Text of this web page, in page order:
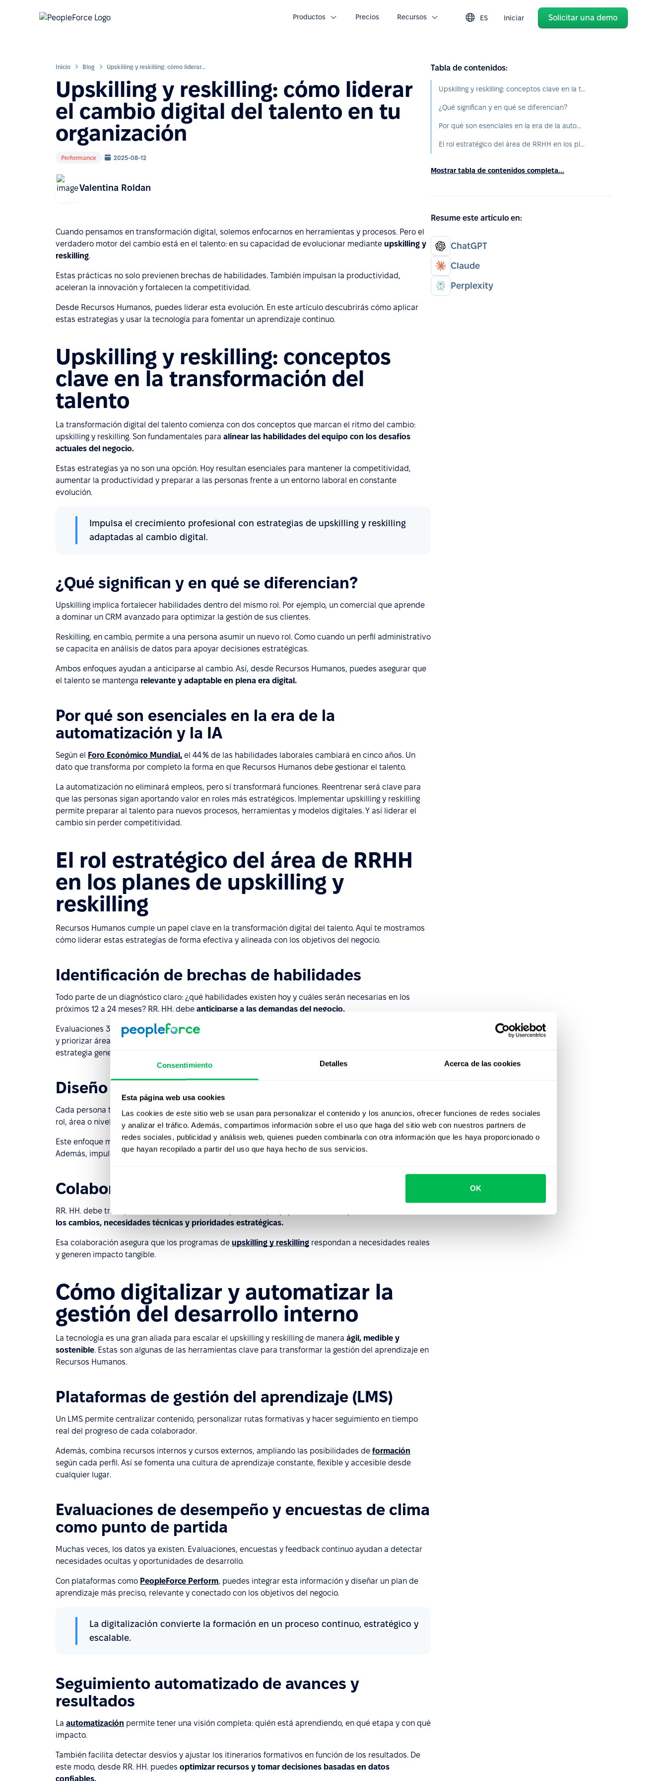
Consentimiento Detalles Acerca de las cookies
Esta página web usa cookies
Las cookies de este sitio web se usan para personalizar el contenido y los anuncios, ofrecer funciones de redes sociales
y analizar el tráfico. Además, compartimos información sobre el uso que haga del sitio web con nuestros partners de
redes sociales, publicidad y análisis web, quienes pueden combinarla con otra información que les haya proporcionado o
que hayan recopilado a partir del uso que haya hecho de sus servicios.
OK
Productos Precios Recursos ES Iniciar Solicitar una demo
Inicio Blog Upskilling y reskilling: cómo liderar el cambio digital del talento en tu organización
Upskilling y reskilling: cómo liderar
el cambio digital del talento en tu
organización
Performance 2025-08-12
Valentina Roldan
Cuando pensamos en transformación digital, solemos enfocarnos en herramientas y procesos. Pero el
verdadero motor del cambio está en el talento: en su capacidad de evolucionar mediante upskilling y
reskilling.
Estas prácticas no solo previenen brechas de habilidades. También impulsan la productividad,
aceleran la innovación y fortalecen la competitividad.
Desde Recursos Humanos, puedes liderar esta evolución. En este artículo descubrirás cómo aplicar
estas estrategias y usar la tecnología para fomentar un aprendizaje continuo.
Upskilling y reskilling: conceptos
clave en la transformación del
talento
La transformación digital del talento comienza con dos conceptos que marcan el ritmo del cambio:
upskilling y reskilling. Son fundamentales para alinear las habilidades del equipo con los desafíos
actuales del negocio.
Estas estrategias ya no son una opción. Hoy resultan esenciales para mantener la competitividad,
aumentar la productividad y preparar a las personas frente a un entorno laboral en constante
evolución.
Impulsa el crecimiento profesional con estrategias de upskilling y reskilling
adaptadas al cambio digital.
¿Qué significan y en qué se diferencian?
Upskilling implica fortalecer habilidades dentro del mismo rol. Por ejemplo, un comercial que aprende
a dominar un CRM avanzado para optimizar la gestión de sus clientes.
Reskilling, en cambio, permite a una persona asumir un nuevo rol. Como cuando un perfil administrativo
se capacita en análisis de datos para apoyar decisiones estratégicas.
Ambos enfoques ayudan a anticiparse al cambio. Así, desde Recursos Humanos, puedes asegurar que
el talento se mantenga relevante y adaptable en plena era digital.
Por qué son esenciales en la era de la
automatización y la IA
Según el Foro Económico Mundial, el 44 % de las habilidades laborales cambiará en cinco años. Un
dato que transforma por completo la forma en que Recursos Humanos debe gestionar el talento.
La automatización no eliminará empleos, pero sí transformará funciones. Reentrenar será clave para
que las personas sigan aportando valor en roles más estratégicos. Implementar upskilling y reskilling
permite preparar al talento para nuevos procesos, herramientas y modelos digitales. Y así liderar el
cambio sin perder competitividad.
El rol estratégico del área de RRHH
en los planes de upskilling y
reskilling
Recursos Humanos cumple un papel clave en la transformación digital del talento. Aquí te mostramos
cómo liderar estas estrategias de forma efectiva y alineada con los objetivos del negocio.
Identificación de brechas de habilidades
Todo parte de un diagnóstico claro: ¿qué habilidades existen hoy y cuáles serán necesarias en los
próximos 12 a 24 meses? RR. HH. debe anticiparse a las demandas del negocio.
Evaluaciones 360, feedback continuo y análisis de desempeño permiten identificar brechas concretas
y priorizar áreas críticas. Con esa base, puedes diseñar planes realistas, medibles y alineados con la
estrategia general de la organización.
Diseño de rutas de aprendizaje personalizadas
Cada persona tiene un recorrido distinto. Por eso, conviene crear rutas de aprendizaje adaptadas por
rol, área o nivel de experiencia.
Este enfoque mejora el compromiso, ya que el contenido es útil y aplicable desde el primer momento.
Además, impulsa el desarrollo profesional y refuerza la retención del talento interno.
Colaboración con líderes de negocio y tecnología
RR. HH. debe trabajar codo a codo con líderes operativos y equipos de TI. Ellos aportan
los cambios, necesidades técnicas y prioridades estratégicas.
Esa colaboración asegura que los programas de upskilling y reskilling respondan a necesidades reales
y generen impacto tangible.
Cómo digitalizar y automatizar la
gestión del desarrollo interno
La tecnología es una gran aliada para escalar el upskilling y reskilling de manera ágil, medible y
sostenible. Estas son algunas de las herramientas clave para transformar la gestión del aprendizaje en
Recursos Humanos.
Plataformas de gestión del aprendizaje (LMS)
Un LMS permite centralizar contenido, personalizar rutas formativas y hacer seguimiento en tiempo
real del progreso de cada colaborador.
Además, combina recursos internos y cursos externos, ampliando las posibilidades de formación
según cada perfil. Así se fomenta una cultura de aprendizaje constante, flexible y accesible desde
cualquier lugar.
Evaluaciones de desempeño y encuestas de clima
como punto de partida
Muchas veces, los datos ya existen. Evaluaciones, encuestas y feedback continuo ayudan a detectar
necesidades ocultas y oportunidades de desarrollo.
Con plataformas como PeopleForce Perform, puedes integrar esta información y diseñar un plan de
aprendizaje más preciso, relevante y conectado con los objetivos del negocio.
La digitalización convierte la formación en un proceso continuo, estratégico y
escalable.
Seguimiento automatizado de avances y
resultados
La automatización permite tener una visión completa: quién está aprendiendo, en qué etapa y con qué
impacto.
También facilita detectar desvíos y ajustar los itinerarios formativos en función de los resultados. De
este modo, desde RR. HH. puedes optimizar recursos y tomar decisiones basadas en datos
confiables.
Tabla de contenidos:
Upskilling y reskilling: conceptos clave en la transformación del talento
¿Qué significan y en qué se diferencian?
Por qué son esenciales en la era de la automatización y la IA
El rol estratégico del área de RRHH en los planes de upskilling y reskilling
Mostrar tabla de contenidos completa...
Resume este artículo en:
ChatGPT
Claude
Perplexity